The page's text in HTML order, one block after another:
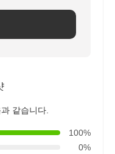
같습니다.
100%
0%